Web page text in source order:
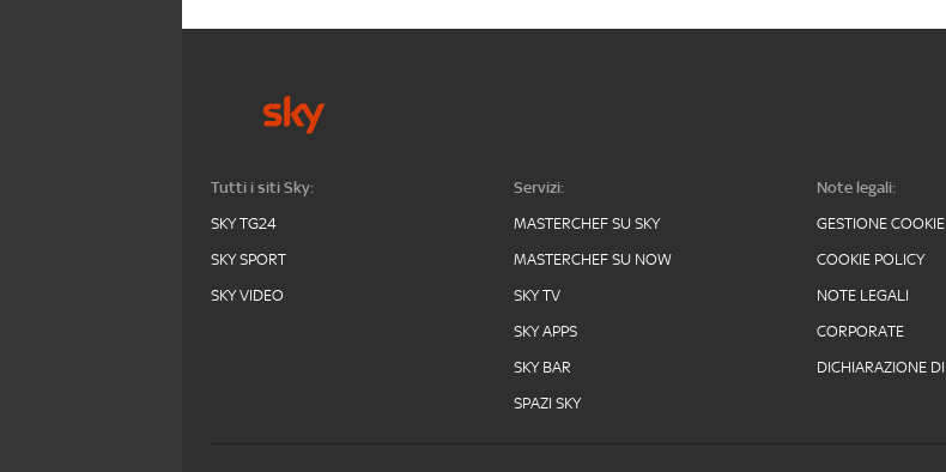
Tutti i siti Sky:
SKY TG24
SKY SPORT
SKY VIDEO
Servizi:
MASTERCHEF SU SKY
MASTERCHEF SU NOW
SKY TV
SKY APPS
SKY BAR
SPAZI SKY
Note legali:
GESTIONE COOKIE
COOKIE POLICY
NOTE LEGALI
CORPORATE
DICHIARAZIONE